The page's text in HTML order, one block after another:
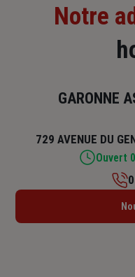
Notre
GARONNE
729 AVENUE DU
Lundi